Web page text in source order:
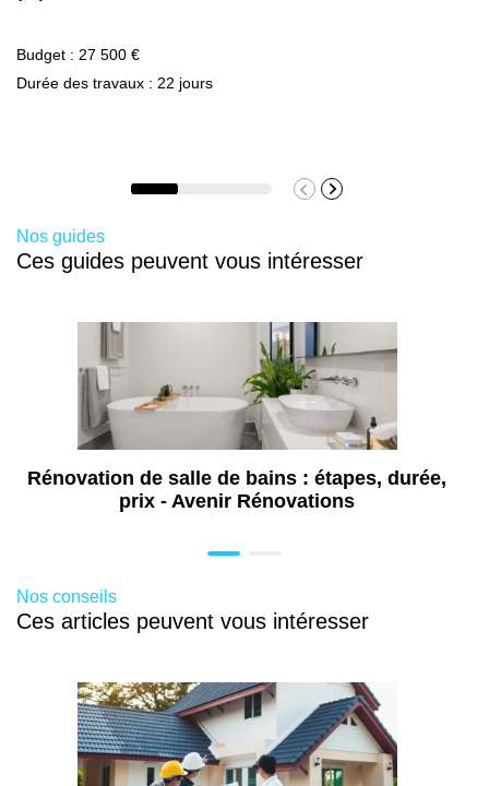
Budget : 27 500 €
Durée des travaux : 22 jours
Nos guides
Ces guides peuvent vous intéresser
Rénovation de salle de bains : étapes, durée,
prix - Avenir Rénovations
Nos conseils
Ces articles peuvent vous intéresser